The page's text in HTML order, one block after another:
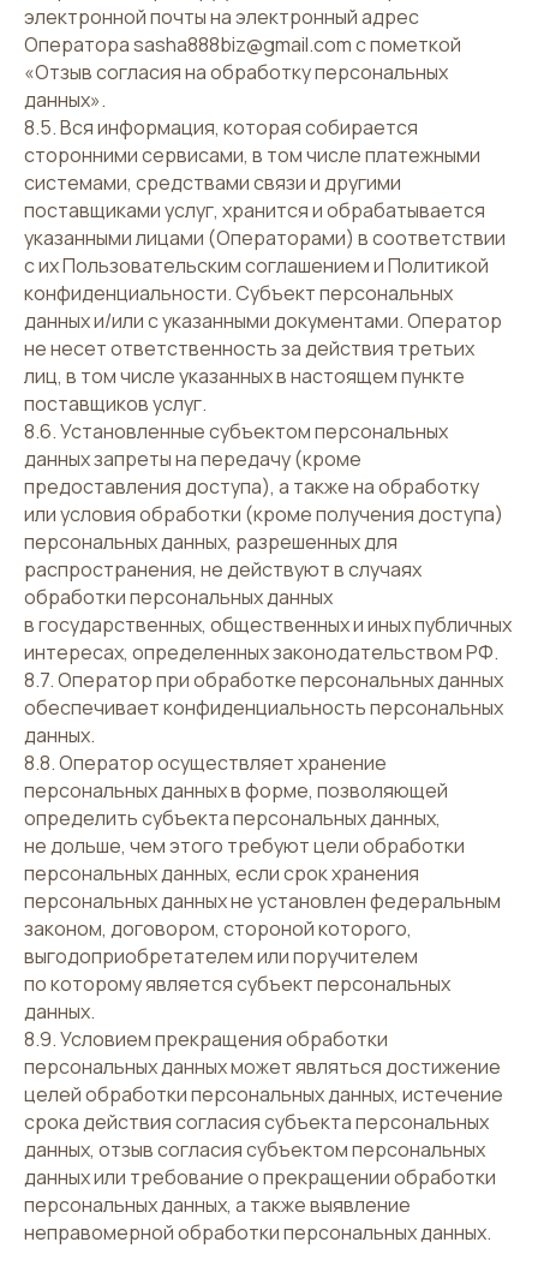
электронной почты на электронный адрес
Оператора sasha888biz@gmail.com с пометкой
«Отзыв согласия на обработку персональных
данных».
8.5. Вся информация, которая собирается
сторонними сервисами, в том числе платежными
системами, средствами связи и другими
поставщиками услуг, хранится и обрабатывается
указанными лицами (Операторами) в соответствии
с их Пользовательским соглашением и Политикой
конфиденциальности. Субъект персональных
данных и/или с указанными документами. Оператор
не несет ответственность за действия третьих
лиц, в том числе указанных в настоящем пункте
поставщиков услуг.
8.6. Установленные субъектом персональных
данных запреты на передачу (кроме
предоставления доступа), а также на обработку
или условия обработки (кроме получения доступа)
персональных данных, разрешенных для
распространения, не действуют в случаях
обработки персональных данных
в государственных, общественных и иных публичных
интересах, определенных законодательством РФ.
8.7. Оператор при обработке персональных данных
обеспечивает конфиденциальность персональных
данных.
8.8. Оператор осуществляет хранение
персональных данных в форме, позволяющей
определить субъекта персональных данных,
не дольше, чем этого требуют цели обработки
персональных данных, если срок хранения
персональных данных не установлен федеральным
законом, договором, стороной которого,
выгодоприобретателем или поручителем
по которому является субъект персональных
данных.
8.9. Условием прекращения обработки
персональных данных может являться достижение
целей обработки персональных данных, истечение
срока действия согласия субъекта персональных
данных, отзыв согласия субъектом персональных
данных или требование о прекращении обработки
персональных данных, а также выявление
неправомерной обработки персональных данных.